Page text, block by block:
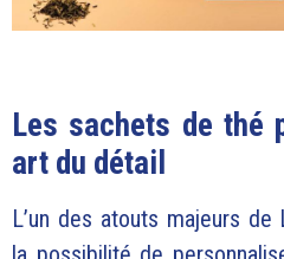
Les sachets de thé
art du détail
L’un des atouts majeurs